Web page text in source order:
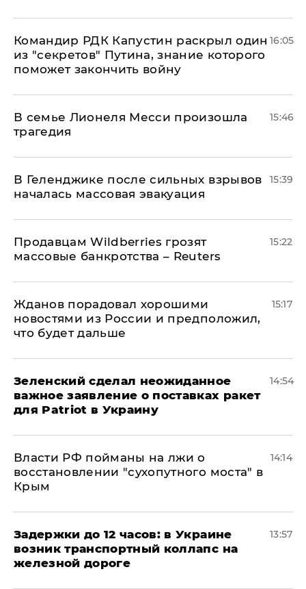
Командир РДК Капустин раскрыл один
из "секретов" Путина, знание которого
поможет закончить войну
16:05
В семье Лионеля Месси произошла
трагедия
15:46
В Геленджике после сильных взрывов
началась массовая эвакуация
15:39
Продавцам Wildberries грозят
массовые банкротства – Reuters
15:22
Жданов порадовал хорошими
новостями из России и предположил,
что будет дальше
15:17
Зеленский сделал неожиданное
важное заявление о поставках ракет
для Patriot в Украину
14:54
Власти РФ пойманы на лжи о
восстановлении "сухопутного моста" в
Крым
14:14
Задержки до 12 часов: в Украине
возник транспортный коллапс на
железной дороге
13:57